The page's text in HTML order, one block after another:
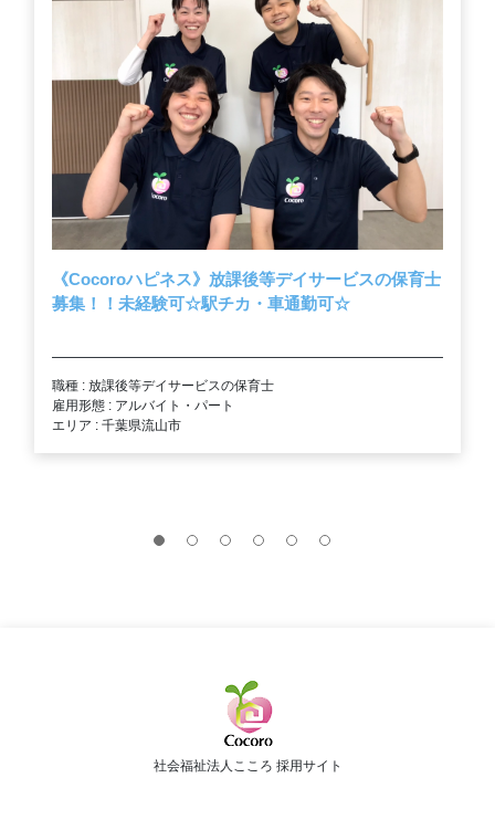
《Cocoroハピネス》放課後等デイサービスの保育士
募集！！未経験可☆駅チカ・車通勤可☆
職種 : 放課後等デイサービスの保育士
雇用形態 : アルバイト・パート
エリア : 千葉県流山市
社会福祉法人こころ 採用サイト